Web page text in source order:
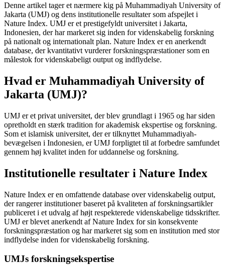
Denne artikel tager et nærmere kig på Muhammadiyah University of
Jakarta (UMJ) og dens institutionelle resultater som afspejlet i
Nature Index. UMJ er et prestigefyldt universitet i Jakarta,
Indonesien, der har markeret sig inden for videnskabelig forskning
på nationalt og internationalt plan. Nature Index er en anerkendt
database, der kvantitativt vurderer forskningspræstationer som en
målestok for videnskabeligt output og indflydelse.
Hvad er Muhammadiyah University of
Jakarta (UMJ)?
UMJ er et privat universitet, der blev grundlagt i 1965 og har siden
opretholdt en stærk tradition for akademisk ekspertise og forskning.
Som et islamisk universitet, der er tilknyttet Muhammadiyah-
bevægelsen i Indonesien, er UMJ forpligtet til at forbedre samfundet
gennem høj kvalitet inden for uddannelse og forskning.
Institutionelle resultater i Nature Index
Nature Index er en omfattende database over videnskabelig output,
der rangerer institutioner baseret på kvaliteten af forskningsartikler
publiceret i et udvalg af højt respekterede videnskabelige tidsskrifter.
UMJ er blevet anerkendt af Nature Index for sin konsekvente
forskningspræstation og har markeret sig som en institution med stor
indflydelse inden for videnskabelig forskning.
UMJs forskningsekspertise